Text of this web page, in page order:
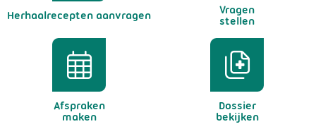
Herhaalrecepten aanvragen
Vragen
stellen
Afspraken
maken
Dossier
bekijken